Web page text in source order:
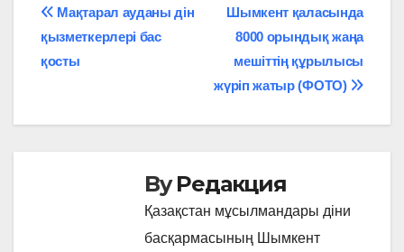
Навигация
по
Шымкент қаласында
8000 орындық жаңа
мешіттің құрылысы
жүріп жатыр (ФОТО)
Мақтарал ауданы дін
қызметкерлері бас
қосты
ByРедакция
Қазақстан мұсылмандары діни
басқармасының Шымкент